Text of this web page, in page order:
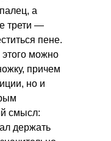
а
трети —
пене.
этого можно
причем
но и
смысл:
держать